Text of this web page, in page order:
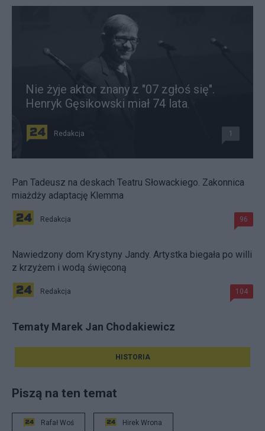
Nie żyje aktor znany z "07 zgłoś się".
Henryk Gęsikowski miał 74 lata
Redakcja 1
Pan Tadeusz na deskach Teatru Słowackiego. Zakonnica
miażdży adaptację Klemma
Redakcja 96
Nawiedzony dom Krystyny Jandy. Artystka biegała po willi
z krzyżem i wodą święconą
Redakcja 104
Tematy Marek Jan Chodakiewicz
HISTORIA
Piszą na ten temat
Rafał Woś Hirek Wrona